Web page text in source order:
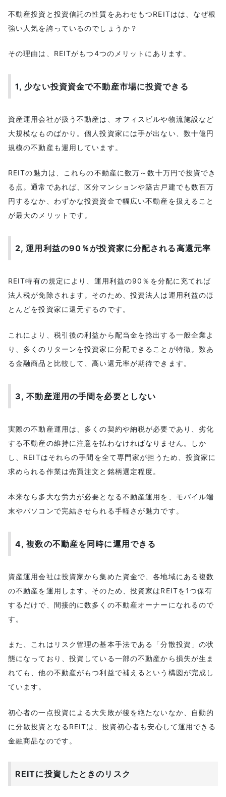
不動産投資と投資信託の性質をあわせもつREITはは、なぜ根
強い人気を誇っているのでしょうか？
その理由は、REITがもつ4つのメリットにあります。
1, 少ない投資資金で不動産市場に投資できる
資産運用会社が扱う不動産は、オフィスビルや物流施設など
大規模なものばかり。個人投資家には手が出ない、数十億円
規模の不動産も運用しています。
REITの魅力は、これらの不動産に数万～数十万円で投資でき
る点。通常であれば、区分マンションや築古戸建でも数百万
円するなか、わずかな投資資金で幅広い不動産を扱えること
が最大のメリットです。
2, 運用利益の90％が投資家に分配される高還元率
REIT特有の規定により、運用利益の90％を分配に充てれば
法人税が免除されます。そのため、投資法人は運用利益のほ
とんどを投資家に還元するのです。
これにより、税引後の利益から配当金を捻出する一般企業よ
り、多くのリターンを投資家に分配できることが特徴。数あ
る金融商品と比較して、高い還元率が期待できます。
3, 不動産運用の手間を必要としない
実際の不動産運用は、多くの契約や納税が必要であり、劣化
する不動産の維持に注意を払わなければなりません。しか
し、REITはそれらの手間を全て専門家が担うため、投資家に
求められる作業は売買注文と銘柄選定程度。
本来なら多大な労力が必要となる不動産運用を、モバイル端
末やパソコンで完結させられる手軽さが魅力です。
4, 複数の不動産を同時に運用できる
資産運用会社は投資家から集めた資金で、各地域にある複数
の不動産を運用します。そのため、投資家はREITを1つ保有
するだけで、間接的に数多くの不動産オーナーになれるので
す。
また、これはリスク管理の基本手法である「分散投資」の状
態になっており、投資している一部の不動産から損失が生ま
れても、他の不動産がもつ利益で補えるという構図が完成し
ています。
初心者の一点投資による大失敗が後を絶たないなか、自動的
に分散投資となるREITは、投資初心者も安心して運用できる
金融商品なのです。
REITに投資したときのリスク